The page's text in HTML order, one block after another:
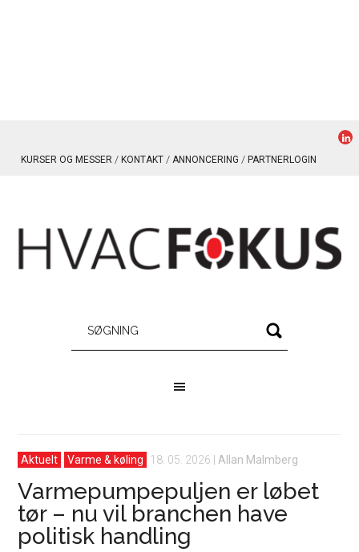
KURSER OG MESSER KONTAKT ANNONCERING PARTNERLOGIN
Aktuelt Varme & køling 18. 05. 2026 Allan Malmberg
Varmepumpepuljen er løbet
tør – nu vil branchen have
politisk handling